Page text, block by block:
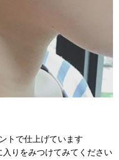
で仕上げています
りをみつけてみてください